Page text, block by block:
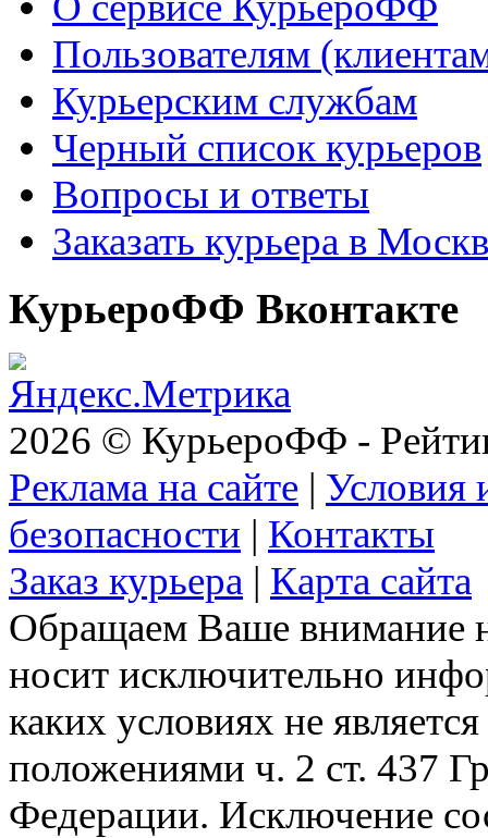
Пользователям
Курьерским службам
Черный список курьеров
Вопросы и ответы
Заказать курьера в
КурьероФФ Вконтакте
2026 © КурьероФФ -
Реклама на сайте | Условия
безопасности | Контакты
Заказ курьера | Карта сайта
Обращаем Ваше внимание
носит исключительно
каких условиях не
положениями ч. 2 ст. 437
Федерации. Исключение